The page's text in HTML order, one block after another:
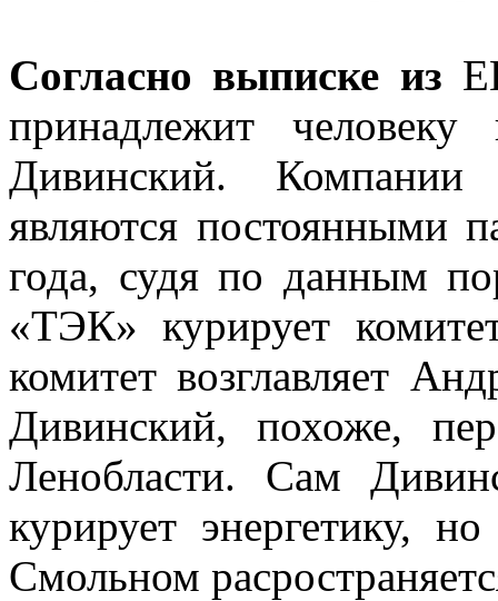
Согласно выписке из
принадлежит
Дивинский.
являются постоянными
года, судя по данным
«ТЭК» курирует
комитет возглавляет
Дивинский, похоже,
Ленобласти. Сам
курирует энергетику,
Смольном